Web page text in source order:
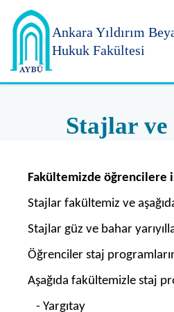
Ankara Yıldırım
Hukuk Fakültesi
Stajlar
Fakültemizde öğrencilere
Stajlar fakültemiz ve
Stajlar güz ve bahar
Öğrenciler staj
Aşağıda fakültemizle staj
- Yargıtay